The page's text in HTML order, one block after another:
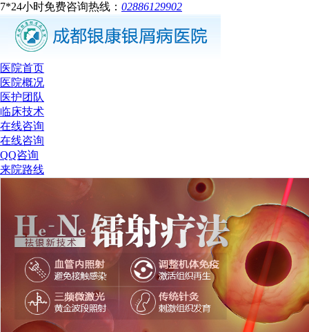
7*24小时免费咨询热线： 02886129902
医院首页
医院概况
医护团队
临床技术
在线咨询
在线咨询
QQ咨询
来院路线